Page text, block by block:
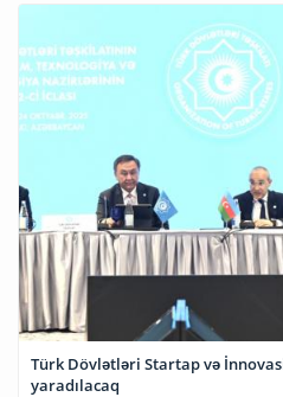
Türk Dövlətləri Startap və
yaradılacaq